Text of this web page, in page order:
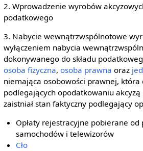
2. Wprowadzenie wyrobów
podatkowego
3. Nabycie wewnątrzwspólnotowe
wyłączeniem nabycia
dokonywanego do składu
osoba fizyczna, osoba prawna oraz
niemająca osobowości prawnej, która
podlegających opodatkowaniu
zaistniał stan faktyczny podlegający
Opłaty rejestracyjne pobierane od
samochodów i telewizorów
Cło